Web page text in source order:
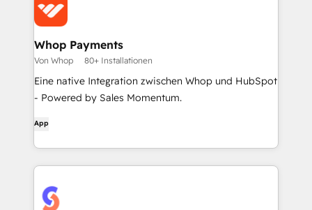
Whop Payments
Von Whop 80+ Installationen
Eine native Integration zwischen Whop und HubSpot
- Powered by Sales Momentum.
App